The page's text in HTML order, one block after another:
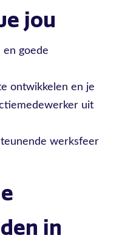
jou
en goede
ontwikkelen en je
uit
werksfeer
in